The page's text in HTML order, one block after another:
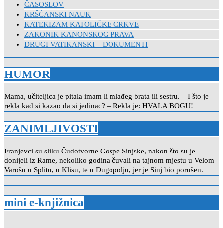
ČASOSLOV
KRŠĆANSKI NAUK
KATEKIZAM KATOLIČKE CRKVE
ZAKONIK KANONSKOG PRAVA
DRUGI VATIKANSKI – DOKUMENTI
HUMOR
Mama, učiteljica je pitala imam li mlađeg brata ili sestru. – I što je
rekla kad si kazao da si jedinac? – Rekla je: HVALA BOGU!
ZANIMLJIVOSTI
Franjevci su sliku Čudotvorne Gospe Sinjske, nakon što su je
donijeli iz Rame, nekoliko godina čuvali na tajnom mjestu u Velom
Varošu u Splitu, u Klisu, te u Dugopolju, jer je Sinj bio porušen.
mini e-knjižnica